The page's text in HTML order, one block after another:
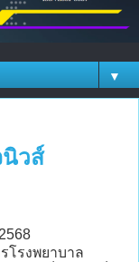
▼
วส์
โรงพยาบาล